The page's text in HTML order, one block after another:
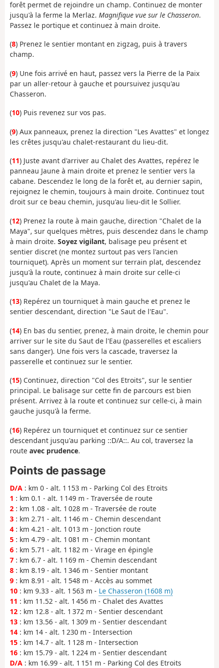
forêt permet de rejoindre un champ. Continuez de monter
jusqu'à la ferme la Merlaz. Magnifique vue sur le Chasseron.
Passez le portique et continuez à main droite.
(8) Prenez le sentier montant en zigzag, puis à travers
champ.
(9) Une fois arrivé en haut, passez vers la Pierre de la Paix
par un aller-retour à gauche et poursuivez jusqu'au
Chasseron.
(10) Puis revenez sur vos pas.
(9) Aux panneaux, prenez la direction "Les Avattes" et longez
les crêtes jusqu'au chalet-restaurant du lieu-dit.
(11) Juste avant d'arriver au Chalet des Avattes, repérez le
panneau Jaune à main droite et prenez le sentier vers la
cabane. Descendez le long de la forêt et, au dernier sapin,
rejoignez le chemin, toujours à main droite. Continuez tout
droit sur ce beau chemin, jusqu'au lieu-dit le Sollier.
(12) Prenez la route à main gauche, direction "Chalet de la
Maya", sur quelques mètres, puis descendez dans le champ
à main droite. Soyez vigilant, balisage peu présent et
sentier discret (ne montez surtout pas vers l'ancien
tourniquet). Après un moment sur terrain plat, descendez
jusqu'à la route, continuez à main droite sur celle-ci
jusqu'au Chalet de la Maya.
(13) Repérez un tourniquet à main gauche et prenez le
sentier descendant, direction "Le Saut de l'Eau".
(14) En bas du sentier, prenez, à main droite, le chemin pour
arriver sur le site du Saut de l'Eau (passerelles et escaliers
sans danger). Une fois vers la cascade, traversez la
passerelle et continuez sur le sentier.
(15) Continuez, direction "Col des Etroits", sur le sentier
principal. Le balisage sur cette fin de parcours est bien
présent. Arrivez à la route et continuez sur celle-ci, à main
gauche jusqu'à la ferme.
(16) Repérez un tourniquet et continuez sur ce sentier
descendant jusqu'au parking ::D/A::. Au col, traversez la
route avec prudence.
Points de passage
D/A : km 0 - alt. 1 153 m - Parking Col des Etroits
1 : km 0.1 - alt. 1 149 m - Traversée de route
2 : km 1.08 - alt. 1 028 m - Traversée de route
3 : km 2.71 - alt. 1 146 m - Chemin descendant
4 : km 4.21 - alt. 1 013 m - Jonction route
5 : km 4.79 - alt. 1 081 m - Chemin montant
6 : km 5.71 - alt. 1 182 m - Virage en épingle
7 : km 6.7 - alt. 1 169 m - Chemin descendant
8 : km 8.19 - alt. 1 346 m - Sentier montant
9 : km 8.91 - alt. 1 548 m - Accès au sommet
10 : km 9.33 - alt. 1 563 m - Le Chasseron (1608 m)
11 : km 11.52 - alt. 1 456 m - Chalet des Avattes
12 : km 12.8 - alt. 1 372 m - Sentier descendant
13 : km 13.56 - alt. 1 309 m - Sentier descendant
14 : km 14 - alt. 1 230 m - Intersection
15 : km 14.7 - alt. 1 128 m - Intersection
16 : km 15.79 - alt. 1 224 m - Sentier descendant
D/A : km 16.99 - alt. 1 151 m - Parking Col des Etroits